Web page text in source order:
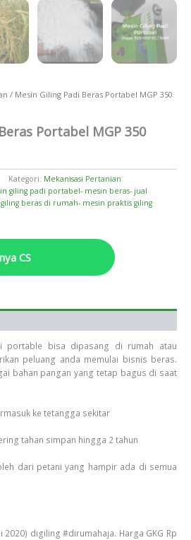
/ Mesin Giling Padi Beras Portabel MGP 350
Portabel MGP 350
Kategori: Mekanisasi Pertanian
giling padi portabel- mesin beras- jual
beras di rumah- mesin praktis giling
CS
portable bisa dipasang di rumah atau
peluang anda memulai bisnis beras.
bahan pangan yang tetap bagus di saat
ke tetangga sekitar
tahan simpan hingga 2 tahun
dari petani yang hampir ada di semua
2020) digiling #dirumahaja. Harga GKG Rp